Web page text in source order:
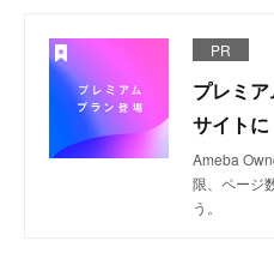
PR
プレミ
サイトに
Ameba
限、ページ
う。